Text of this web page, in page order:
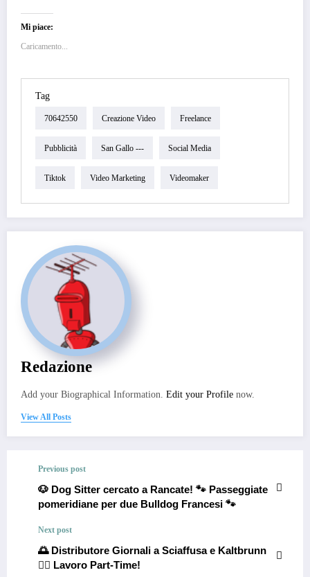
Mi piace:
Caricamento...
Tag
70642550 Creazione Video Freelance
Pubblicità San Gallo --- Social Media
Tiktok Video Marketing Videomaker
Redazione
Add your Biographical Information. Edit your Profile now.
View All Posts
Previous post
🐶 Dog Sitter cercato a Rancate! 🐾 Passeggiate
pomeridiane per due Bulldog Francesi 🐾
Next post
🌅 Distributore Giornali a Sciaffusa e Kaltbrunn
🚴‍♂️ Lavoro Part-Time!